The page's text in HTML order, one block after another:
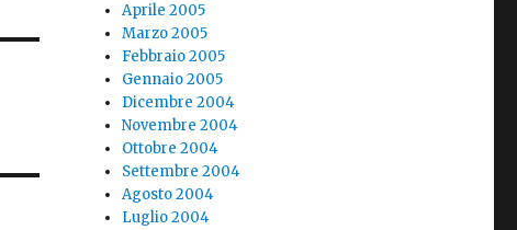
Aprile 2005
Marzo 2005
Febbraio 2005
Gennaio 2005
Dicembre 2004
Novembre 2004
Ottobre 2004
Settembre 2004
Agosto 2004
Luglio 2004